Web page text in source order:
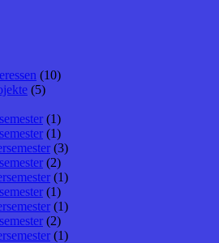
(10)
(5)
(1)
(1)
(3)
(2)
(1)
(1)
(1)
(2)
(1)